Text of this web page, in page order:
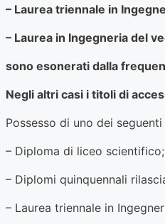
– Laurea triennale in
– Laurea in Ingegneria del
sono esonerati dalla
Negli altri casi i titoli di
Possesso di uno dei
– Diploma di liceo scientifico;
– Diplomi quinquennali
– Laurea triennale in